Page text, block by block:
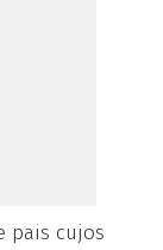
pais cujos